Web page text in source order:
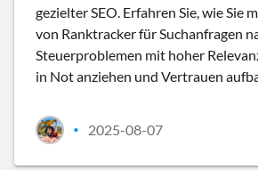
gezielter SEO. Erfahren Sie, wie Sie
von Ranktracker für Suchanfragen
Steuerproblemen mit hoher
in Not anziehen und Vertrauen
• 2025-08-07